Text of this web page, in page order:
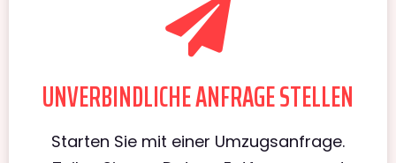
UNVERBINDLICHE ANFRAGE STELLEN
Starten Sie mit einer Umzugsanfrage.